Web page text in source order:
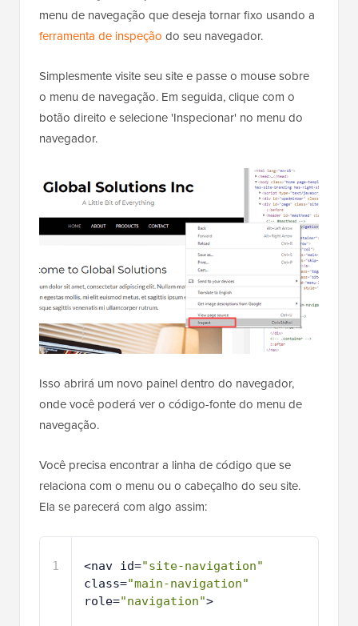
menu de navegação que deseja tornar fixo usando a
ferramenta de inspeção do seu navegador.
Simplesmente visite seu site e passe o mouse sobre
o menu de navegação. Em seguida, clique com o
botão direito e selecione 'Inspecionar' no menu do
navegador.
Isso abrirá um novo painel dentro do navegador,
onde você poderá ver o código-fonte do menu de
navegação.
Você precisa encontrar a linha de código que se
relaciona com o menu ou o cabeçalho do seu site.
Ela se parecerá com algo assim:
1 <nav id="site-navigation"
class="main-navigation"
role="navigation">